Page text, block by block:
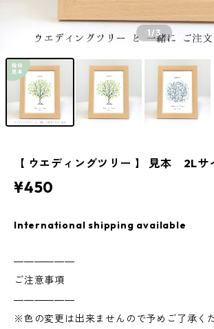
1/3
【 ウエディングツリー 】 見本 2Lサ
¥450
International shipping available
――――――
ご注意事項
――――――
※色の変更は出来ませんので予めご了承く